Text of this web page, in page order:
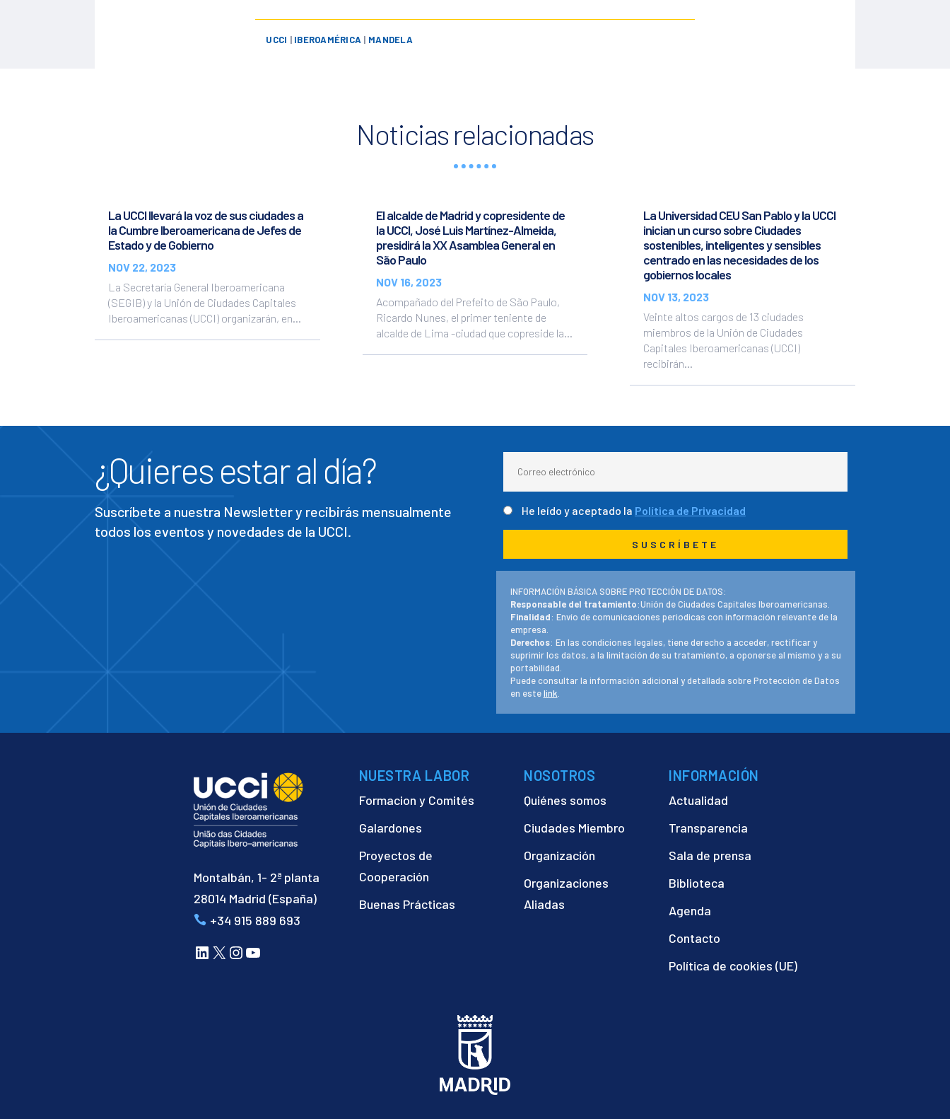
UCCI | IBEROAMÉRICA | MANDELA
Noticias relacionadas
La UCCI llevará la voz de sus ciudades a
la Cumbre Iberoamericana de Jefes de
Estado y de Gobierno
NOV 22, 2023
La Secretaría General Iberoamericana
(SEGIB) y la Unión de Ciudades Capitales
Iberoamericanas (UCCI) organizarán, en...
El alcalde de Madrid y copresidente de
la UCCI, José Luis Martínez-Almeida,
presidirá la XX Asamblea General en
São Paulo
NOV 16, 2023
Acompañado del Prefeito de São Paulo,
Ricardo Nunes, el primer teniente de
alcalde de Lima -ciudad que copreside la...
La Universidad CEU San Pablo y la UCCI
inician un curso sobre Ciudades
sostenibles, inteligentes y sensibles
centrado en las necesidades de los
gobiernos locales
NOV 13, 2023
Veinte altos cargos de 13 ciudades
miembros de la Unión de Ciudades
Capitales Iberoamericanas (UCCI)
recibirán...
¿Quieres estar al día?
Suscríbete a nuestra Newsletter y recibirás mensualmente
todos los eventos y novedades de la UCCI.
He leído y aceptado la Política de Privacidad
INFORMACIÓN BÁSICA SOBRE PROTECCIÓN DE DATOS:
Responsable del tratamiento:Unión de Ciudades Capitales Iberoamericanas.
Finalidad: Envío de comunicaciones periodicas con información relevante de la
empresa.
Derechos: En las condiciones legales, tiene derecho a acceder, rectificar y
suprimir los datos, a la limitación de su tratamiento, a oponerse al mismo y a su
portabilidad.
Puede consultar la información adicional y detallada sobre Protección de Datos
en estelink
Montalbán, 1- 2ª planta
28014 Madrid (España)
+34 915 889 693
LinkedIn
X Instagram
YouTube
NUESTRA LABOR
Formacion y Comités
Galardones
Proyectos de
Cooperación
Buenas Prácticas
NOSOTROS
Quiénes somos
Ciudades Miembro
Organización
Organizaciones
Aliadas
INFORMACIÓN
Actualidad
Transparencia
Sala de prensa
Biblioteca
Agenda
Contacto
Política de cookies (UE)